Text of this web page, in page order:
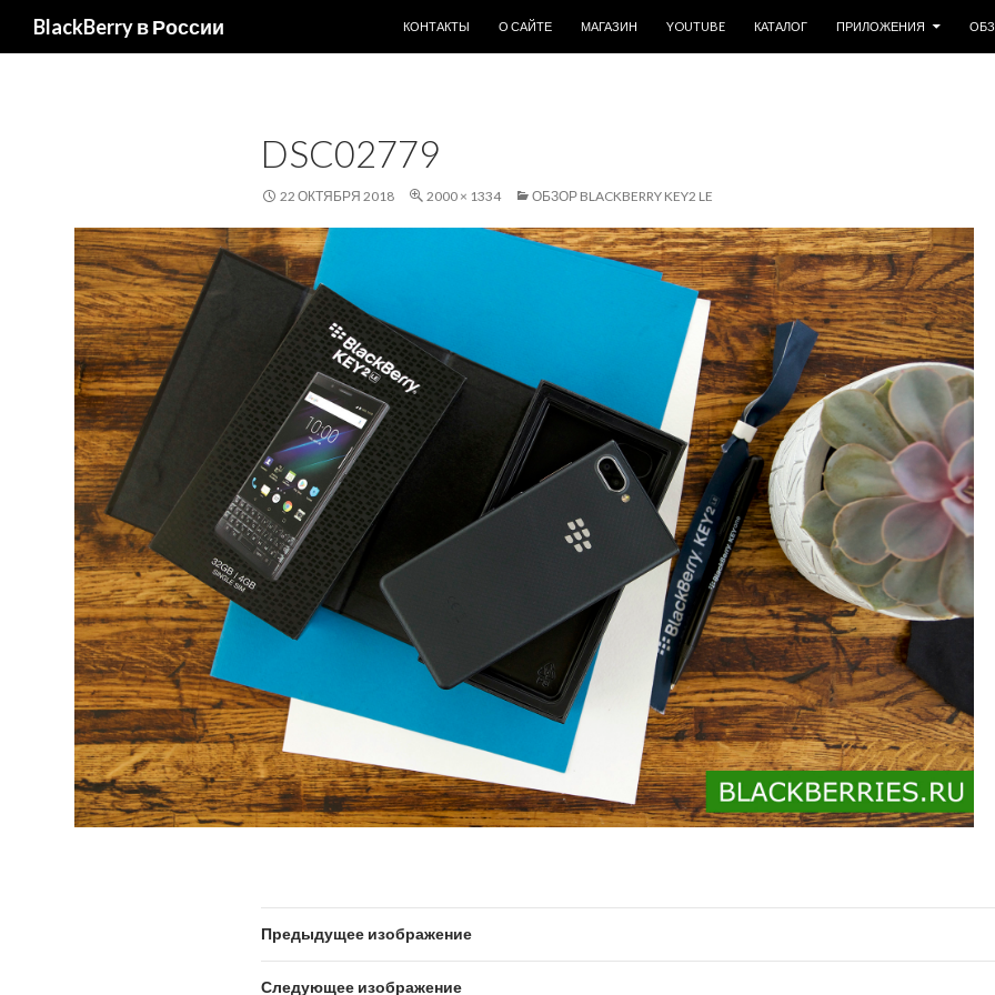
BlackBerry в России
КОНТАКТЫ
О САЙТЕ МАГАЗИН YOUTUBE КАТАЛОГ ПРИЛОЖЕНИЯ
DSC02779
22 ОКТЯБРЯ 2018 2000 × 1334 ОБЗОР BLACKBERRY KEY2 LE
Предыдущее изображение
Следующее изображение